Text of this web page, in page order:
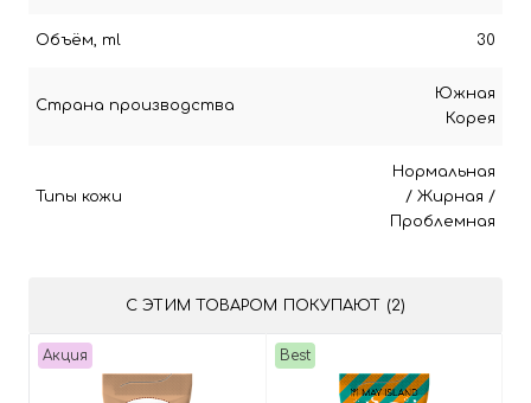
Объём, ml 30
Страна производства
Южная
Корея
Типы кожи
Нормальная
/ Жирная /
Проблемная
С ЭТИМ ТОВАРОМ ПОКУПАЮТ (2)
Акция Best